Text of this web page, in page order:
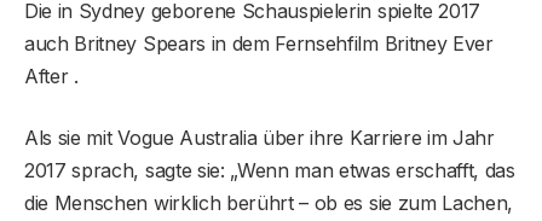
Die in Sydney geborene Schauspielerin spielte 2017
auch Britney Spears in dem Fernsehfilm Britney Ever
After .
Als sie mit Vogue Australia über ihre Karriere im Jahr
2017 sprach, sagte sie: „Wenn man etwas erschafft, das
die Menschen wirklich berührt – ob es sie zum Lachen,